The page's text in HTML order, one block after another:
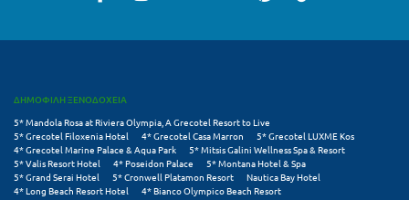
Ελούντα Κρήτης
Ερέτρια
Ερμιόνη
ΔΗΜΟΦΙΛΗ ΞΕΝΟΔΟΧΕΙΑ
5* Mandola Rosa at Riviera Olympia, A Grecotel Resort to Live
5* Grecotel Filoxenia Hotel
4* Grecotel Casa Marron
5* Grecotel LUXME Kos
4* Grecotel Marine Palace & Aqua Park
5* Mitsis Galini Wellness Spa & Resort
5* Valis Resort Hotel
4* Poseidon Palace
5* Montana Hotel & Spa
5* Grand Serai Hotel
5* Cronwell Platamon Resort
Nautica Bay Hotel
4* Long Beach Resort Hotel
4* Bianco Olympico Beach Resort